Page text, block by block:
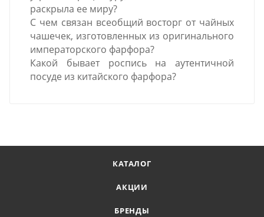
раскрыла ее миру?
С чем связан всеобщий восторг от чайных
чашечек, изготовленных из оригинального
императорского фарфора?
Какой бывает роспись на аутентичной
посуде из китайского фарфора?
КАТАЛОГ
АКЦИИ
БРЕНДЫ